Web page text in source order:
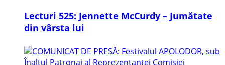
Lecturi 525: Jennette McCurdy – Jumătate
din vârsta lui